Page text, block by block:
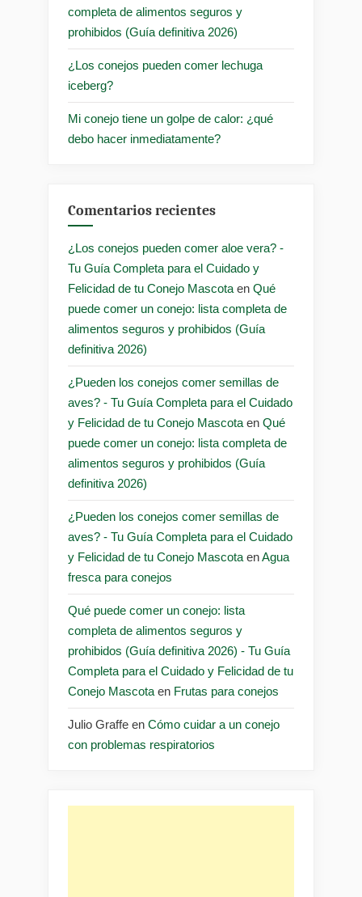
completa de alimentos seguros y
prohibidos (Guía definitiva 2026)
¿Los conejos pueden comer lechuga
iceberg?
Mi conejo tiene un golpe de calor: ¿qué
debo hacer inmediatamente?
Comentarios recientes
¿Los conejos pueden comer aloe vera? -
Tu Guía Completa para el Cuidado y
Felicidad de tu Conejo Mascota en Qué
puede comer un conejo: lista completa de
alimentos seguros y prohibidos (Guía
definitiva 2026)
¿Pueden los conejos comer semillas de
aves? - Tu Guía Completa para el Cuidado
y Felicidad de tu Conejo Mascota en Qué
puede comer un conejo: lista completa de
alimentos seguros y prohibidos (Guía
definitiva 2026)
¿Pueden los conejos comer semillas de
aves? - Tu Guía Completa para el Cuidado
y Felicidad de tu Conejo Mascota enAgua
fresca para conejos
Qué puede comer un conejo: lista
completa de alimentos seguros y
prohibidos (Guía definitiva 2026) - Tu Guía
Completa para el Cuidado y Felicidad de tu
Conejo Mascota en Frutas para conejos
Julio Graffe en Cómo cuidar a un conejo
con problemas respiratorios